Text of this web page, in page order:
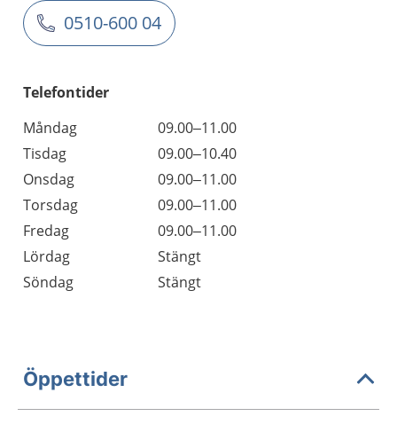
0510-600 04
Telefontider
Måndag
09.00–11.00
Tisdag
09.00–10.40
Onsdag
09.00–11.00
Torsdag
09.00–11.00
Fredag
09.00–11.00
Lördag
Stängt
Söndag
Stängt
Öppettider